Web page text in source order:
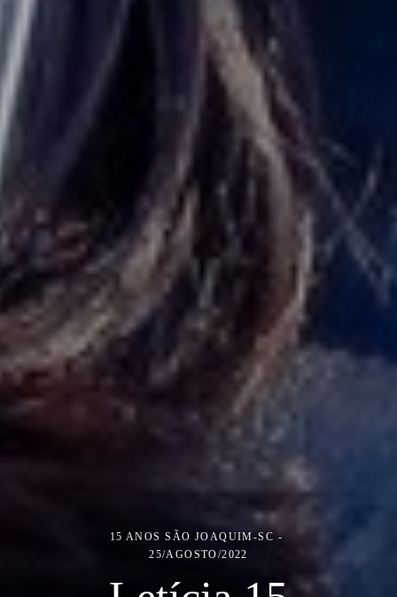
15 ANOS SÃO JOAQUIM-SC
25/AGOSTO/2022